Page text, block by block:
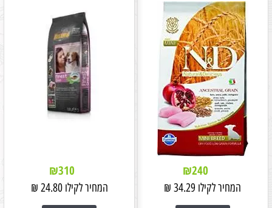
₪240
המחיר לקילו 34.29
₪
₪310
המחיר לקילו 24.80
₪